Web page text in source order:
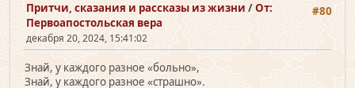
#80
Притчи, сказания и рассказы из жизни /От:
Первоапостольская вера
декабря 20, 2024, 15:41:02
Знай, у каждого разное «больно»,
Знай, у каждого разное «страшно».